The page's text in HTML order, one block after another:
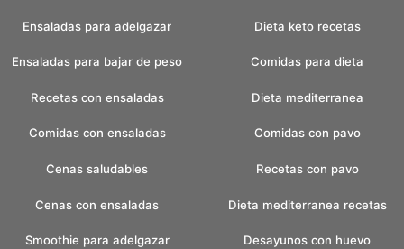
Ensaladas para adelgazar
Ensaladas para bajar de peso
Recetas con ensaladas
Comidas con ensaladas
Cenas saludables
Cenas con ensaladas
Smoothie para adelgazar
Dieta keto recetas
Comidas para dieta
Dieta mediterranea
Comidas con pavo
Recetas con pavo
Dieta mediterranea recetas
Desayunos con huevo